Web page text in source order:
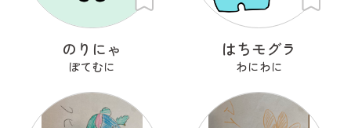
のりにゃ
ぽてむに
はちモグラ
わにわに